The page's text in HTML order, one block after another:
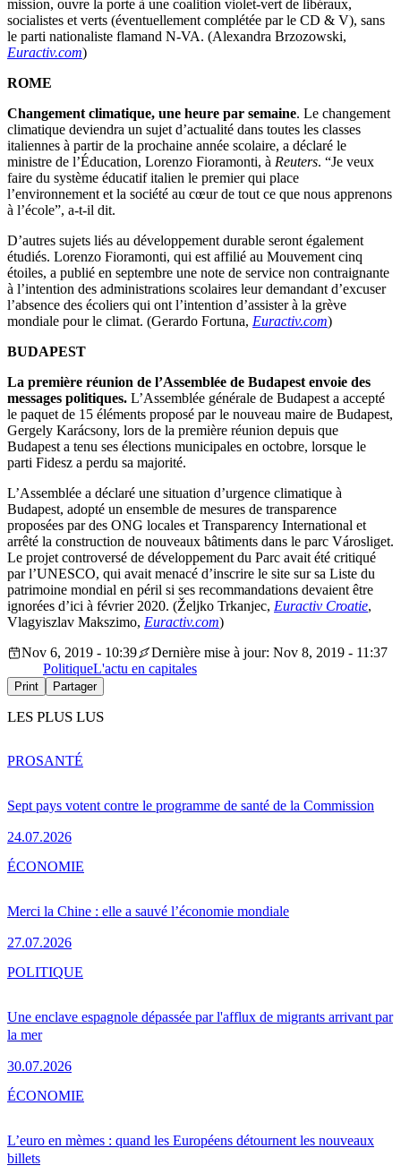
mission, ouvre la porte à une coalition violet-vert de libéraux,
socialistes et verts (éventuellement complétée par le CD & V), sans
le parti nationaliste flamand N-VA. (Alexandra Brzozowski,
Euractiv.com)
ROME
Changement climatique, une heure par semaine. Le changement
climatique deviendra un sujet d’actualité dans toutes les classes
italiennes à partir de la prochaine année scolaire, a déclaré le
ministre de l’Éducation, Lorenzo Fioramonti, à Reuters. “Je veux
faire du système éducatif italien le premier qui place
l’environnement et la société au cœur de tout ce que nous apprenons
à l’école”, a-t-il dit.
D’autres sujets liés au développement durable seront également
étudiés. Lorenzo Fioramonti, qui est affilié au Mouvement cinq
étoiles, a publié en septembre une note de service non contraignante
à l’intention des administrations scolaires leur demandant d’excuser
l’absence des écoliers qui ont l’intention d’assister à la grève
mondiale pour le climat. (Gerardo Fortuna, Euractiv.com)
BUDAPEST
La première réunion de l’Assemblée de Budapest envoie des
messages politiques. L’Assemblée générale de Budapest a accepté
le paquet de 15 éléments proposé par le nouveau maire de Budapest,
Gergely Karácsony, lors de la première réunion depuis que
Budapest a tenu ses élections municipales en octobre, lorsque le
parti Fidesz a perdu sa majorité.
L’Assemblée a déclaré une situation d’urgence climatique à
Budapest, adopté un ensemble de mesures de transparence
proposées par des ONG locales et Transparency International et
arrêté la construction de nouveaux bâtiments dans le parc Városliget.
Le projet controversé de développement du Parc avait été critiqué
par l’UNESCO, qui avait menacé d’inscrire le site sur sa Liste du
patrimoine mondial en péril si ses recommandations devaient être
ignorées d’ici à février 2020. (Željko Trkanjec, Euractiv Croatie,
Vlagyiszlav Makszimo, Euractiv.com)
Nov 6, 2019 - 10:39
Dernière mise à jour: Nov 8, 2019 - 11:37
PolitiqueL'actu en capitales
Print Partager
LES PLUS LUS
Sept pays votent contre le programme de santé de la Commission
24.07.2026
PROSANTÉ
Merci la Chine : elle a sauvé l’économie mondiale
27.07.2026
ÉCONOMIE
Une enclave espagnole dépassée par l'afflux de migrants arrivant par
la mer
30.07.2026
POLITIQUE
L’euro en mèmes : quand les Européens détournent les nouveaux
billets
ÉCONOMIE